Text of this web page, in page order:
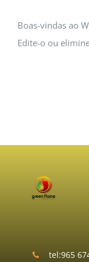
Boas-vindas ao
Edite-o ou
tel:965